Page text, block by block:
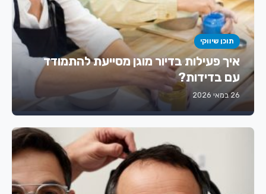
תוכן שיווקי
איך פעילות בדיור מוגן מסייעת להתמודד
עם בדידות?
26 במאי 2026